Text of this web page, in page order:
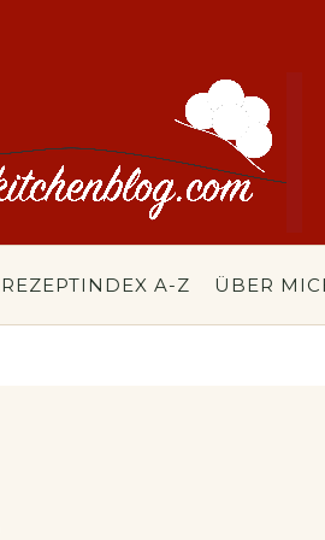
REZEPTINDEX A-Z ÜBER